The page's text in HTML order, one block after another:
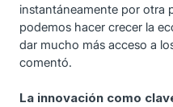
instantáneamente por otra
podemos hacer crecer la
dar mucho más acceso a
comentó.
La innovación como